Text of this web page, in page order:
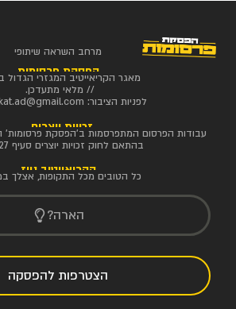
מרחב השראה שיתופי
הפסקת פרסומות
מאגר הקריאייטיב המגזרי הגדול
// מלאי מתעדכן.
לפניות הציבור:
זכויות יוצרים
עבודות הפרסום המתפרסמות ב'הפסקת פרסומות'
בהתאם לחוק זכויות יוצרים סעיף 27 א'
הקריאייטיב ניוז
כל הטובים מכל התקופות, אצלך
הארה?
הצטרפות להפסקה